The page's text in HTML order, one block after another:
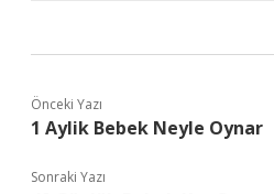
Önceki Yazı
1 Aylik Bebek Neyle Oynar
Sonraki Yazı